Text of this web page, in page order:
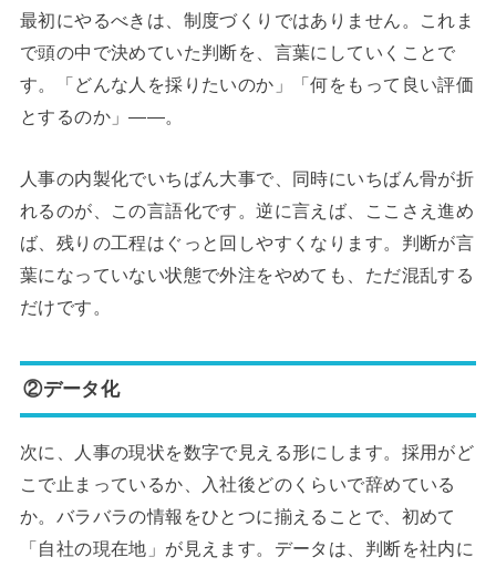
最初にやるべきは、制度づくりではありません。これま
で頭の中で決めていた判断を、言葉にしていくことで
す。「どんな人を採りたいのか」「何をもって良い評価
とするのか」——。
人事の内製化でいちばん大事で、同時にいちばん骨が折
れるのが、この言語化です。逆に言えば、ここさえ進め
ば、残りの工程はぐっと回しやすくなります。判断が言
葉になっていない状態で外注をやめても、ただ混乱する
だけです。
②データ化
次に、人事の現状を数字で見える形にします。採用がど
こで止まっているか、入社後どのくらいで辞めている
か。バラバラの情報をひとつに揃えることで、初めて
「自社の現在地」が見えます。データは、判断を社内に